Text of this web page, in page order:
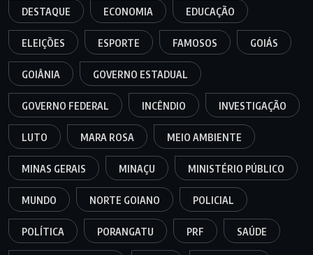
DESTAQUE ECONOMIA EDUCAÇÃO
ELEIÇÕES ESPORTE FAMOSOS GOIÁS
GOIÂNIA GOVERNO ESTADUAL
GOVERNO FEDERAL INCÊNDIO INVESTIGAÇÃO
LUTO MARA ROSA MEIO AMBIENTE
MINAS GERAIS MINAÇU MINISTÉRIO PÚBLICO
MUNDO NORTE GOIANO POLICIAL
POLÍTICA PORANGATU PRF SAÚDE